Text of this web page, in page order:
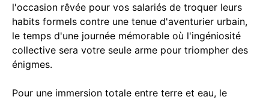
l'occasion rêvée pour vos salariés de troquer leurs
habits formels contre une tenue d'aventurier urbain,
le temps d'une journée mémorable où l'ingéniosité
collective sera votre seule arme pour triompher des
énigmes.
Pour une immersion totale entre terre et eau, le